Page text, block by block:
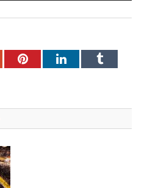
PinterestLinkedInTumblr